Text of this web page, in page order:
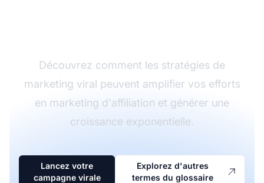
Découvrez comment les stratégies de
marketing viral peuvent amplifier vos efforts
en marketing d'affiliation et générer une
croissance exponentielle.
Lancez votre
campagne virale
Explorez d'autres
termes du glossaire